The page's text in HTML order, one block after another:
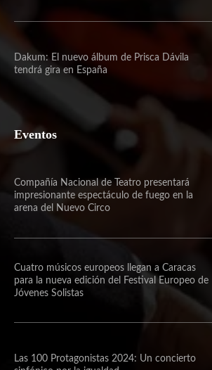
Dakum: El nuevo álbum de Prisca Dávila
tendrá gira en España
Eventos
Compañía Nacional de Teatro presentará
impresionante espectáculo de fuego en la
arena del Nuevo Circo
Cuatro músicos europeos llegan a Caracas
para la nueva edición del Festival Europeo de
Jóvenes Solistas
Las 100 Protagonistas 2024: Un concierto